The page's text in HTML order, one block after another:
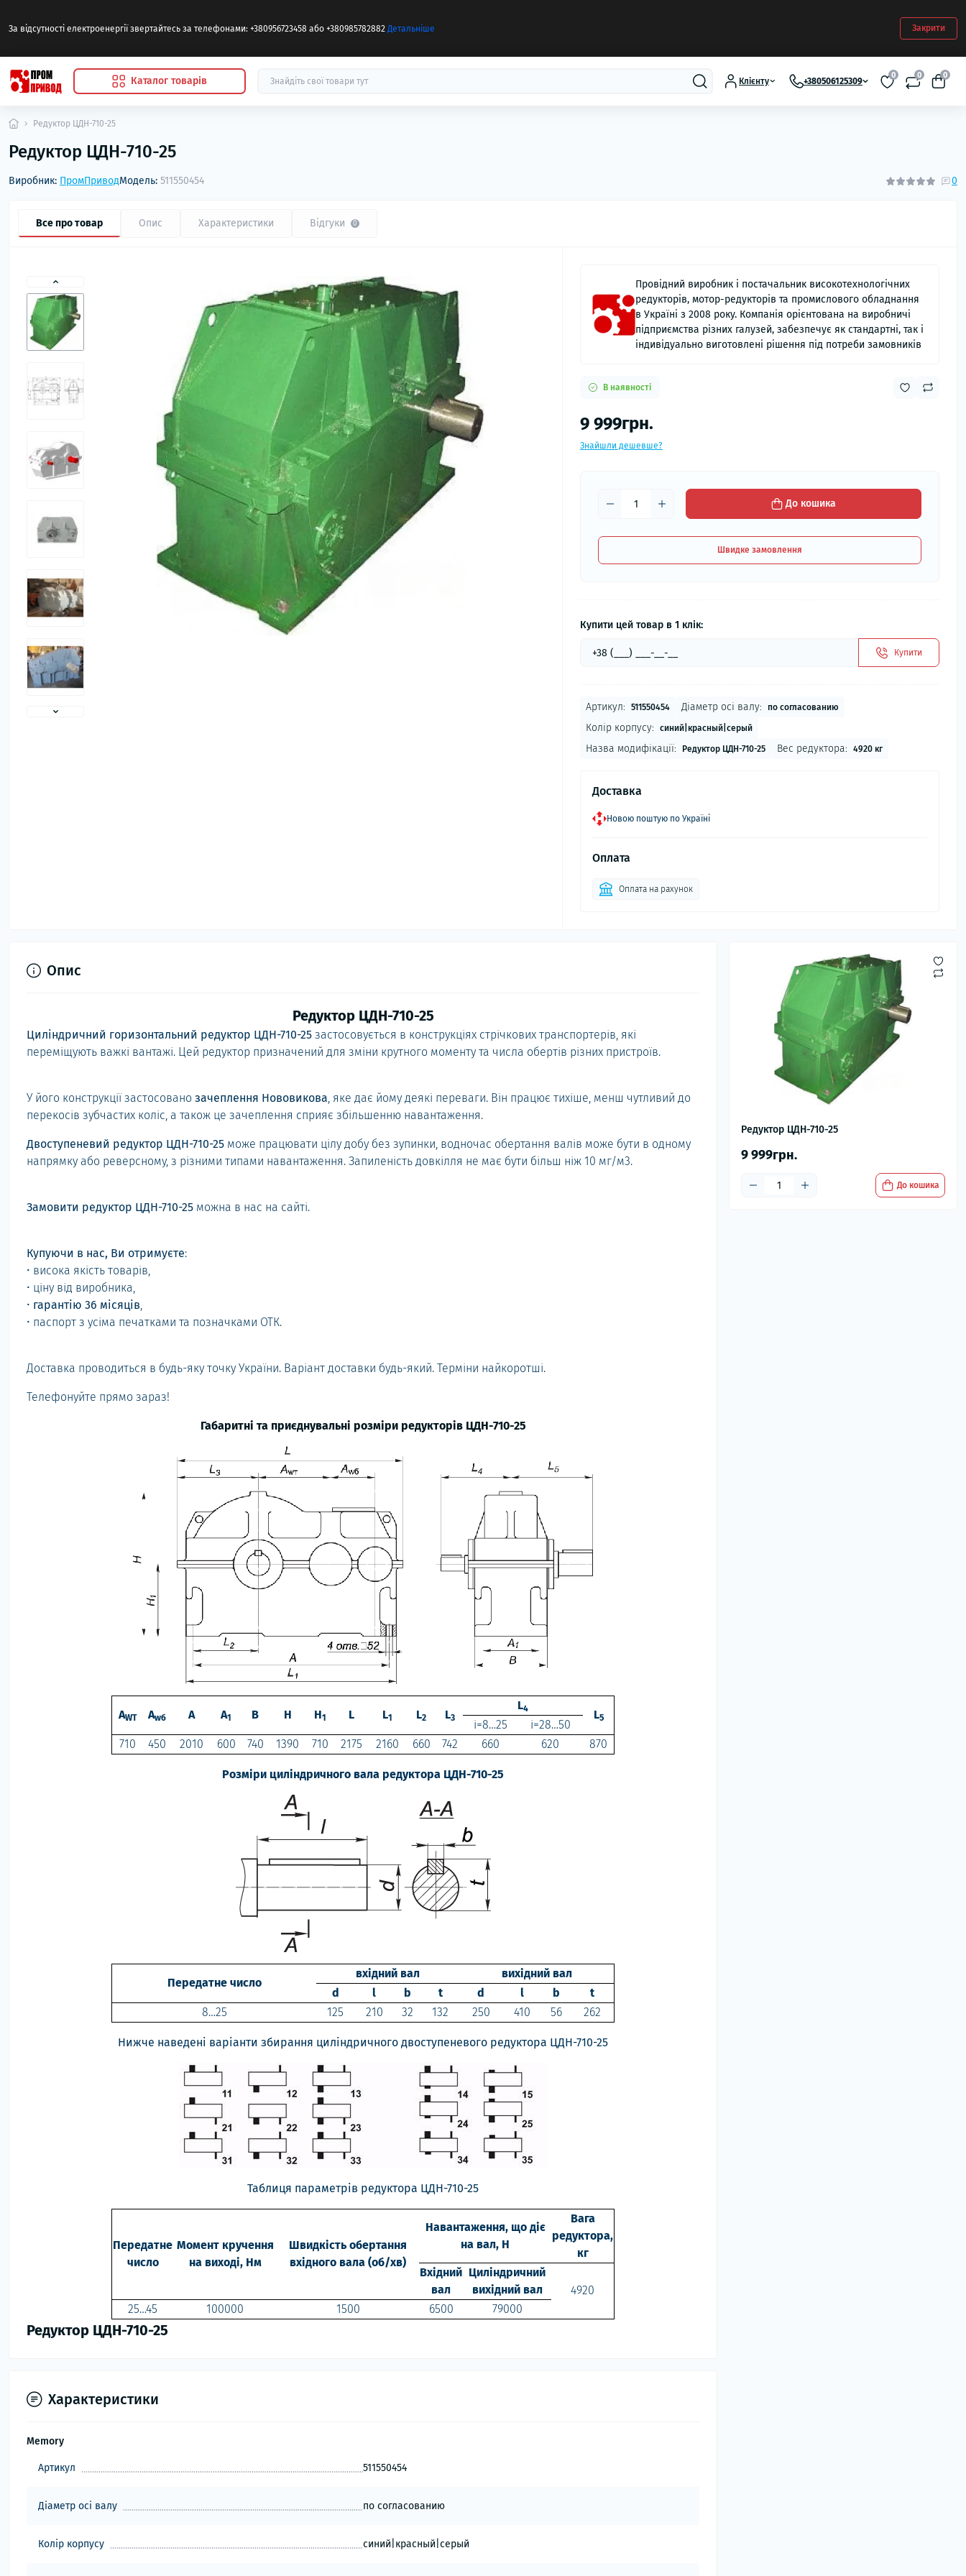
За відсутності електроенергії звертайтесь за телефонами: +380956723458 або +380985782882 Детальніше Закрити
Каталог товарів Клієнту +380506125309
0 0 0
Редуктор ЦДН-710-25
Редуктор ЦДН-710-25
Виробник: ПромПриводМодель: 511550454 0
Все про товар Опис Характеристики Відгуки 0
Провідний виробник і постачальник високотехнологічних
редукторів, мотор-редукторів та промислового обладнання
в Україні з 2008 року. Компанія орієнтована на виробничі
підприємства різних галузей, забезпечує як стандартні, так і
індивідуально виготовлені рішення під потреби замовників
В наявності
9 999грн.
Знайшли дешевше?
До кошика
Швидке замовлення
Купити цей товар в 1 клік:
Купити
Артикул: 511550454 Діаметр осі валу: по согласованию
Колір корпусу: синий|красный|серый
Назва модифікації: Редуктор ЦДН-710-25 Вес редуктора: 4920 кг
Доставка
Новою поштую по Україні
Оплата
Оплата на рахунок
Редуктор ЦДН-710-25
9 999грн.
До кошика
Опис
Редуктор ЦДН-710-25
Циліндричний горизонтальний редуктор ЦДН-710-25 застосовується в конструкціях стрічкових транспортерів, які
переміщують важкі вантажі. Цей редуктор призначений для зміни крутного моменту та числа обертів різних пристроїв.
У його конструкції застосовано зачеплення Нововикова, яке дає йому деякі переваги. Він працює тихіше, менш чутливий до
перекосів зубчастих коліс, а також це зачеплення сприяє збільшенню навантаження.
Двоступеневий редуктор ЦДН-710-25 може працювати цілу добу без зупинки, водночас обертання валів може бути в одному
напрямку або реверсному, з різними типами навантаження. Запиленість довкілля не має бути більш ніж 10 мг/м3.
Замовити редуктор ЦДН-710-25 можна в нас на сайті.
Купуючи в нас, Ви отримуєте:
• висока якість товарів,
• ціну від виробника,
• гарантію 36 місяців,
• паспорт з усіма печатками та позначками ОТК.
Доставка проводиться в будь-яку точку України. Варіант доставки будь-який. Терміни найкоротші.
Телефонуйте прямо зараз!
Габаритні та приєднувальні розміри редукторів ЦДН-710-25
AWT Awб A A1 B H H1 L L1 L2 L3
L4 L5
i=8…25
i=28…50
710
450 2010 600 740 1390 710 2175 2160 660 742 660 620 870
Розміри циліндричного вала редуктора ЦДН-710-25
Передатне число
вхідний вал
вихідний вал
d
l b t d l b
t
8…25
125 210 32 132 250 410 56 262
Нижче наведені варіанти збирання циліндричного двоступеневого редуктора ЦДН-710-25
Таблиця параметрів редуктора ЦДН-710-25
Передатне
число
Момент кручення
на виході, Нм
Швидкість обертання
вхідного вала (об/хв)
Навантаження, що діє
на вал, Н
Вага
редуктора,
кг
Вхідний
вал
Циліндричний
вихідний вал
4920
25…45
100000 1500 6500 79000
Редуктор ЦДН-710-25
Характеристики
Memory
Артикул 511550454
Діаметр осі валу по согласованию
Колір корпусу синий|красный|серый